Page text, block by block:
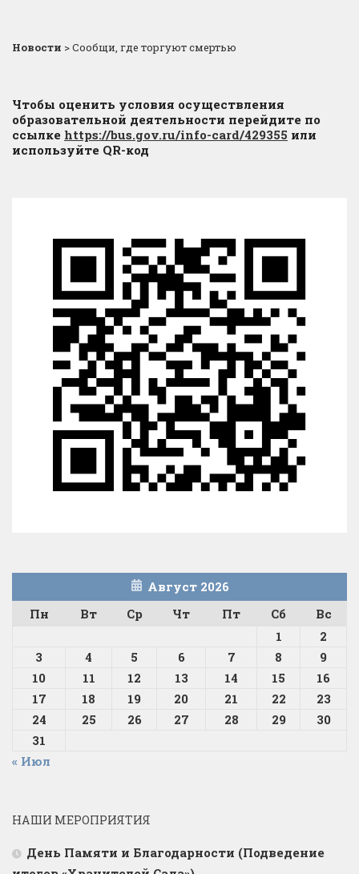
Новости >Сообщи, где торгуют смертью
Чтобы оценить условия осуществления
образовательной деятельности перейдите по
ссылке https://bus.gov.ru/info-card/429355 или
используйте QR-код
Август 2026
Пн
Вт Ср Чт Пт Сб
Вс
1
2
3
4 5 6 7 8
9
10
11 12 13 14 15
16
17
18 19 20 21 22
23
24
25 26 27 28 29
30
31
« Июл
НАШИ МЕРОПРИЯТИЯ
День Памяти и Благодарности (Подведение